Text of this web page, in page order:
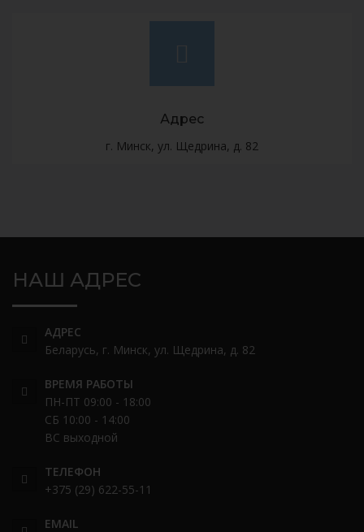
Адрес
г. Минск, ул. Щедрина, д. 82
НАШ АДРЕС
АДРЕС
Беларусь, г. Минск, ул. Щедрина, д. 82
ВРЕМЯ РАБОТЫ
ПН-ПТ 09:00 - 18:00
СБ 10:00 - 14:00
ВС выходной
ТЕЛЕФОН
+375 (29) 622-55-11
EMAIL